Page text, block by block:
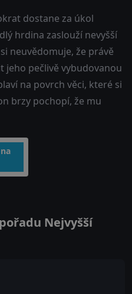
dostane za úkol
hrdina zaslouží nevyšší
neuvědomuje, že právě
pečlivě vybudovanou
na povrch věci, které si
brzy pochopí, že mu
Nejvyšší